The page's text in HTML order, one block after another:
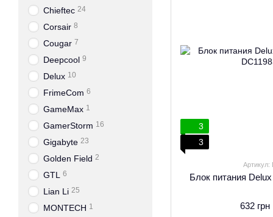
3
3
Артикул:
Блок питания
632 грн
Chieftec 24
Corsair 8
Cougar 7
Deepcool 9
Delux 10
FrimeCom 6
GameMax 1
GamerStorm 16
Gigabyte 23
Golden Field 2
GTL 6
Lian Li 25
MONTECH 1